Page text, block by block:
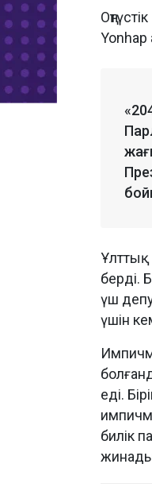
Yonhap
Ұлттық
берді.
үш
үшін
еді.
билік